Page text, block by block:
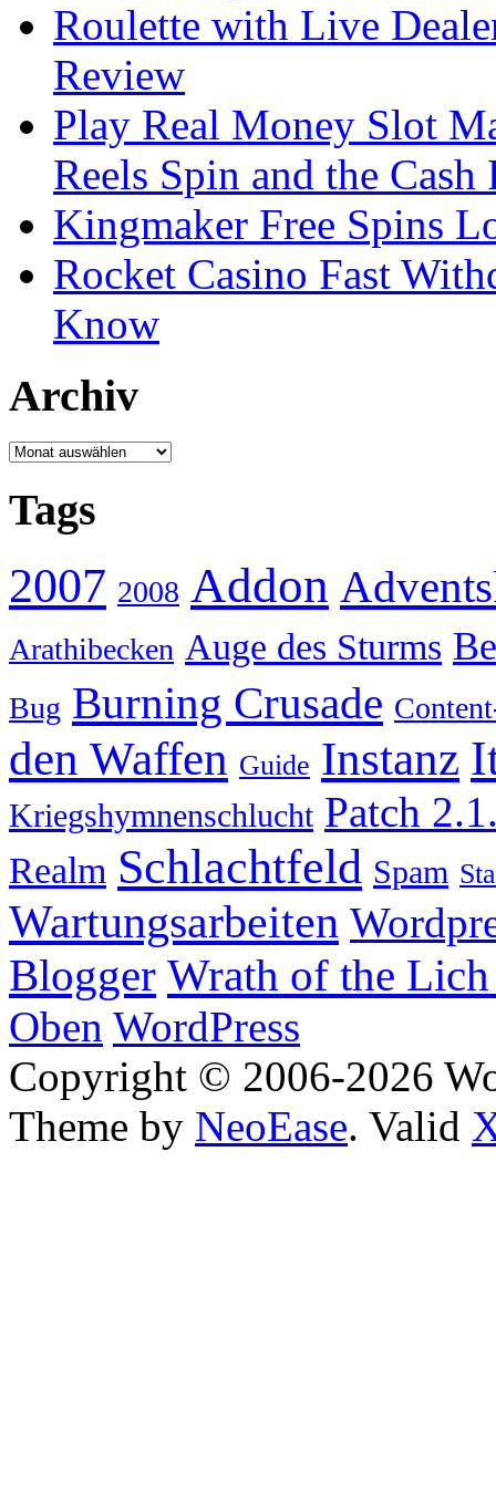
Roulette with Live
Review
Play Real Money Slot
Reels Spin and the Cash
Kingmaker Free Spins
Rocket Casino Fast
Know
Archiv
Archiv
Tags
2007 2008 Addon
Arathibecken Auge des Sturms
Bug Burning Crusade
den Waffen Guide Instanz
Kriegshymnenschlucht Patch
Realm Schlachtfeld Spam
Wartungsarbeiten
Blogger Wrath of the
Oben WordPress
Copyright © 2006-2026
Theme by NeoEase. Valid